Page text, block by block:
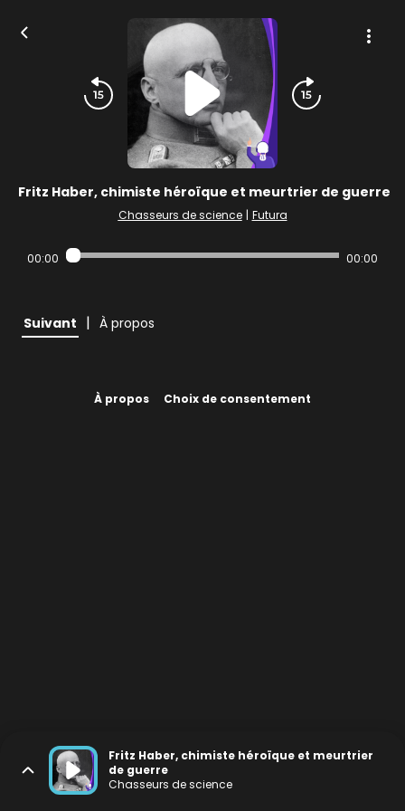
Fritz Haber, chimiste héroïque et meurtrier de guerre
Chasseurs de science | Futura
00:00 00:00
Suivant | À propos
À propos Choix de consentement
Fritz Haber, chimiste héroïque et meurtrier
de guerre
Chasseurs de science